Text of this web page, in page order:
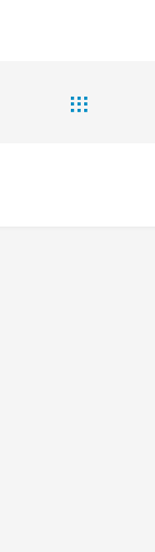
